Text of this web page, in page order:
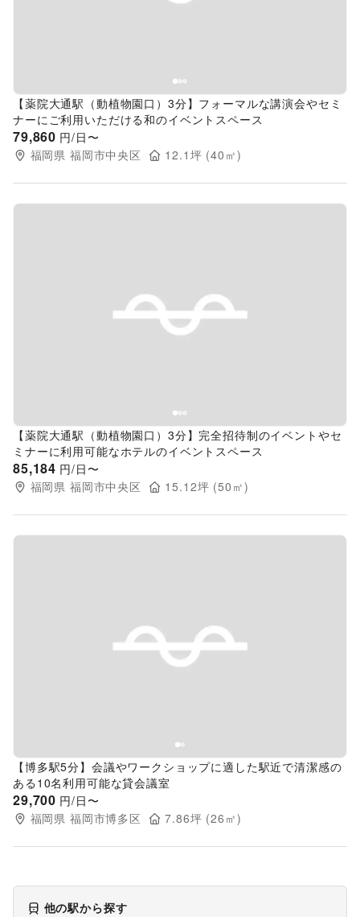
【薬院大通駅（動植物園口）3分】フォーマルな講演会やセミ
ナーにご利用いただける和のイベントスペース
79,860 円/日〜
福岡県 福岡市中央区 12.1 坪 (40 ㎡)
Previous slide
【薬院大通駅（動植物園口）3分】完全招待制のイベントやセ
ミナーに利用可能なホテルのイベントスペース
85,184 円/日〜
福岡県 福岡市中央区 15.12坪 (50 ㎡)
Previous slide
【博多駅5分】会議やワークショップに適した駅近で清潔感の
ある10名利用可能な貸会議室
29,700 円/日〜
福岡県 福岡市博多区 7.86坪 (26 ㎡)
他の駅から探す